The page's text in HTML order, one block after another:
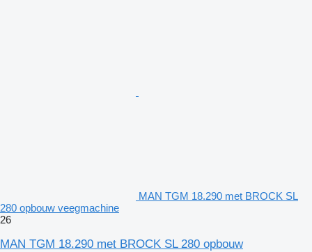
MAN TGM 18.290 met BROCK SL
280 opbouw veegmachine
26
MAN TGM 18.290 met BROCK SL 280 opbouw